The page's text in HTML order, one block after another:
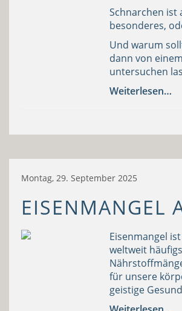
Schnarchen ist
besonderes,
Und warum
dann von
untersuchen
Weiterlesen…
Montag, 29. September 2025
EISENMANGEL
Eisenmangel
weltweit
für unsere
geistige